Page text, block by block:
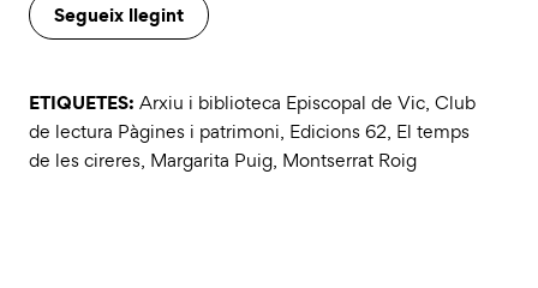
Segueix llegint
ETIQUETES: Arxiu i biblioteca Episcopal de Vic, Club
de lectura Pàgines i patrimoni, Edicions 62, El temps
de les cireres, Margarita Puig, Montserrat Roig